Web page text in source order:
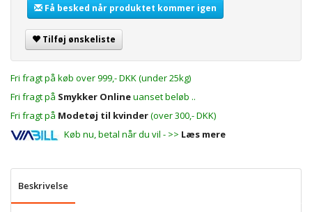
Få besked når produktet kommer igen
Tilføj ønskeliste
Fri fragt på køb over 999,- DKK (under 25kg)
Fri fragt på Smykker Onlineuanset beløb ..
Fri fragt på Modetøj til kvinder(over 300,- DKK)
Køb nu, betal når du vil - >> Læs mere
Beskrivelse